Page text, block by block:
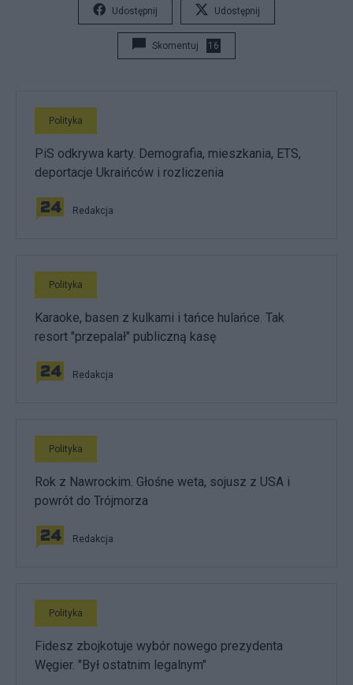
Udostępnij Udostępnij
Skomentuj 16
Polityka
PiS odkrywa karty. Demografia, mieszkania, ETS,
deportacje Ukraińców i rozliczenia
Redakcja
Polityka
Karaoke, basen z kulkami i tańce hulańce. Tak
resort "przepalał" publiczną kasę
Redakcja
Polityka
Rok z Nawrockim. Głośne weta, sojusz z USA i
powrót do Trójmorza
Redakcja
Polityka
Fidesz zbojkotuje wybór nowego prezydenta
Węgier. "Był ostatnim legalnym"